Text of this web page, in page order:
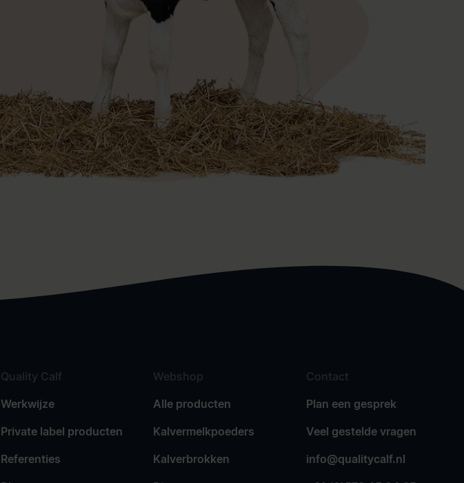
Quality Calf
Werkwijze
Private label producten
Referenties
Webshop
Alle producten
Kalvermelkpoeders
Kalverbrokken
Contact
Plan een gesprek
Veel gestelde vragen
info@qualitycalf.nl